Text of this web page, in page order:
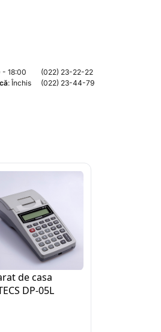
- 18:00
: Închis
(022) 23-22-22
(022) 23-44-79
de casa
DP-05L